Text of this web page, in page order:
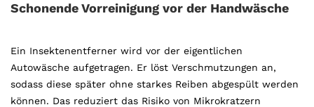
Schonende Vorreinigung vor der Handwäsche
Ein Insektenentferner wird vor der eigentlichen
Autowäsche aufgetragen. Er löst Verschmutzungen an,
sodass diese später ohne starkes Reiben abgespült werden
können. Das reduziert das Risiko von Mikrokratzern